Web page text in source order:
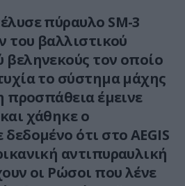
πύραυλο SM-3
του βαλλιστικού
βεληνεκούς τον οποίο
το σύστημα μάχης
προσπάθεια έμεινε
χάθηκε ο
ότι στο AEGIS
αντιπυραυλική
οι Ρώσοι που λένε